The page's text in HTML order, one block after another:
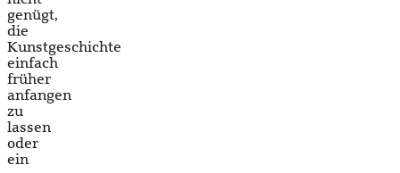
genügt,
die
Kunstgeschichte
einfach
früher
anfangen
zu
lassen
oder
ein